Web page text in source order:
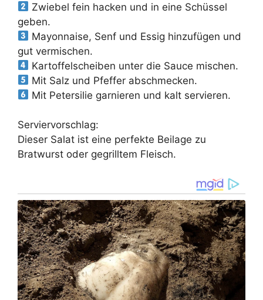
Zwiebel fein hacken und in eine Schüssel
geben.
Mayonnaise, Senf und Essig hinzufügen und
gut vermischen.
Kartoffelscheiben unter die Sauce mischen.
Mit Salz und Pfeffer abschmecken.
Mit Petersilie garnieren und kalt servieren.
Serviervorschlag:
Dieser Salat ist eine perfekte Beilage zu
Bratwurst oder gegrilltem Fleisch.